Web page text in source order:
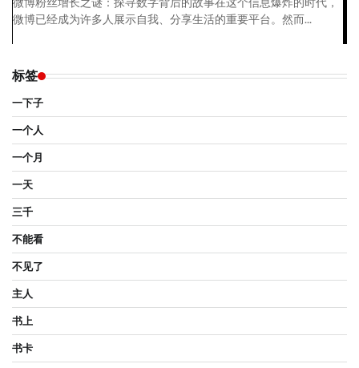
微博已经成为许多人展示自我、分享生活的重要平台。然而...
标签
一下子
一个人
一个月
一天
三千
不能看
不见了
主人
书上
书卡